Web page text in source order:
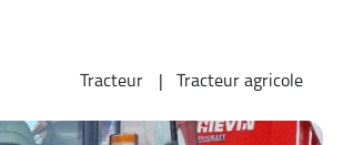
Tracteur Tracteur agricole